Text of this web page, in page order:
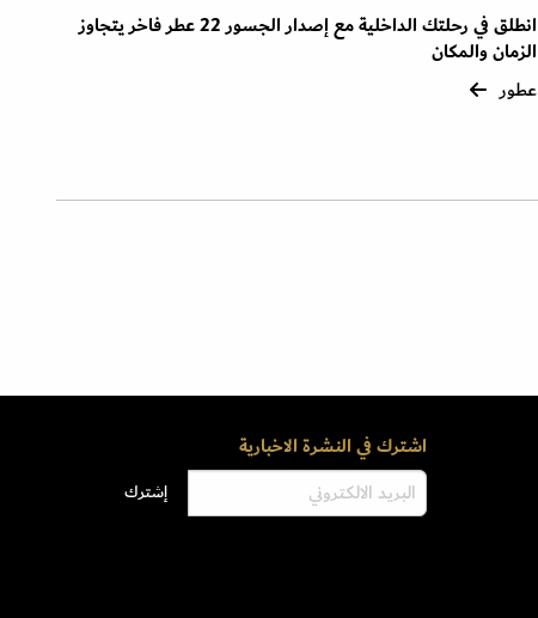
انطلق في رحلتك الداخلية مع إصدار الجسور 22 عطر فاخر يتجاوز
الزمان والمكان
عطور
اشترك في النشرة الاخبارية